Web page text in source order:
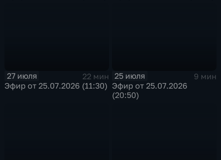
27 июля
22 мин
Эфир от 25.07.2026 (11:30)
25 июля
9 мин
Эфир от 25.07.2026
(20:50)